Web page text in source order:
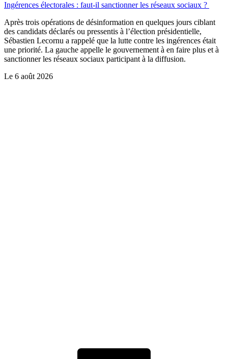
Ingérences électorales : faut-il sanctionner les réseaux sociaux ?
Après trois opérations de désinformation en quelques jours ciblant
des candidats déclarés ou pressentis à l’élection présidentielle,
Sébastien Lecornu a rappelé que la lutte contre les ingérences était
une priorité. La gauche appelle le gouvernement à en faire plus et à
sanctionner les réseaux sociaux participant à la diffusion.
Le 6 août 2026